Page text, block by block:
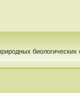
биологических